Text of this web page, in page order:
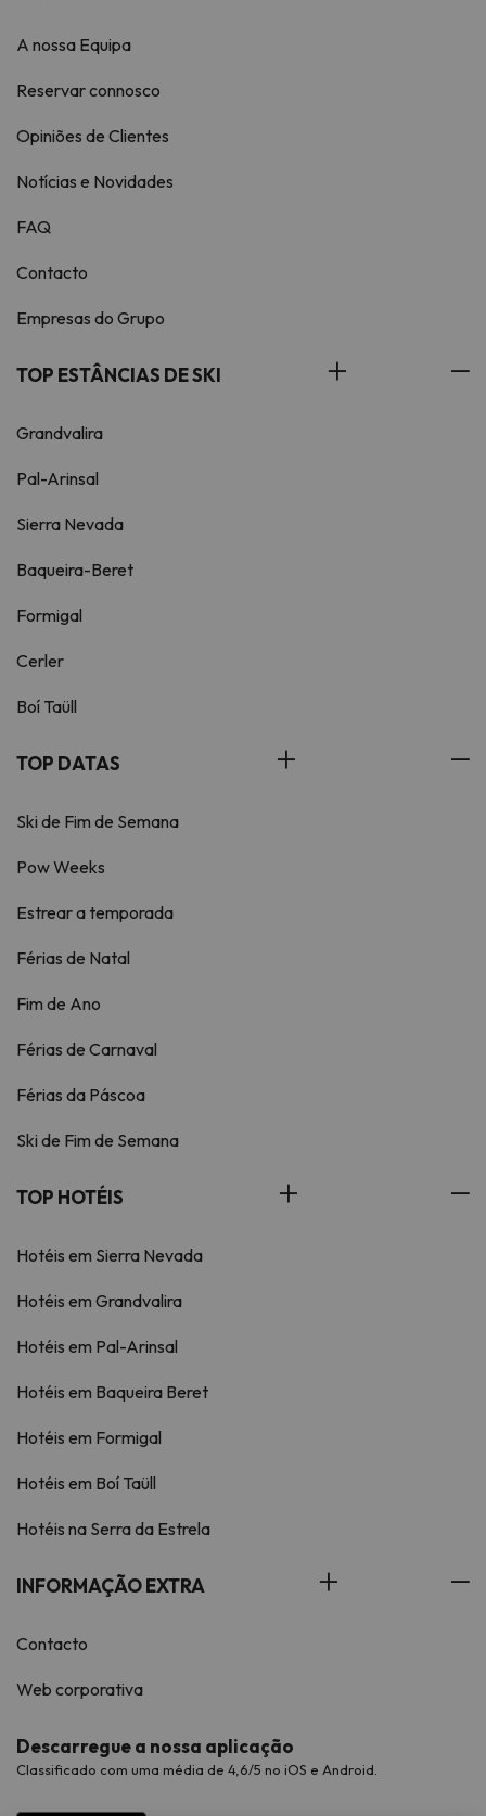
A nossa Equipa
Reservar connosco
Opiniões de Clientes
Notícias e Novidades
FAQ
Contacto
Empresas do Grupo
TOP ESTÂNCIAS DE SKI
Grandvalira
Pal-Arinsal
Sierra Nevada
Baqueira-Beret
Formigal
Cerler
Boí Taüll
TOP DATAS
Ski de Fim de Semana
Pow Weeks
Estrear a temporada
Férias de Natal
Fim de Ano
Férias de Carnaval
Férias da Páscoa
Ski de Fim de Semana
TOP HOTÉIS
Hotéis em Sierra Nevada
Hotéis em Grandvalira
Hotéis em Pal-Arinsal
Hotéis em Baqueira Beret
Hotéis em Formigal
Hotéis em Boí Taüll
Hotéis na Serra da Estrela
INFORMAÇÃO EXTRA
Contacto
Web corporativa
Descarregue a nossa aplicação
Classificado com uma média de 4,6/5 no iOS e Android.